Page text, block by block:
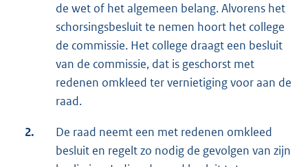
de wet of het algemeen belang. Alvorens het
schorsingsbesluit te nemen hoort het college
de commissie. Het college draagt een besluit
van de commissie, dat is geschorst met
redenen omkleed ter vernietiging voor aan de
raad.
2.
De raad neemt een met redenen omkleed
besluit en regelt zo nodig de gevolgen van zijn